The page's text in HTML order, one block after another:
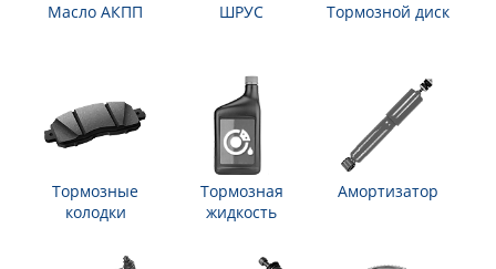
Масло АКПП ШРУС Тормозной диск
Тормозные
колодки
Тормозная
жидкость
Амортизатор